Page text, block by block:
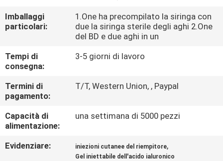
QUALITÀ
CASI
CHIEDI
Imballaggi
particolari:
1.One ha precompilato la siringa con
due la siringa sterile degli aghi 2.One
del BD e due aghi in un
Tempi di
consegna:
3-5 giorni di lavoro
Termini di
pagamento:
T/T, Western Union, , Paypal
Capacità di
alimentazione:
una settimana di 5000 pezzi
Evidenziare: iniezioni cutanee del riempitore,
Gel iniettabile dell'acido ialuronico